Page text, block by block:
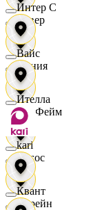
Левер
Линия
ЛисФейм
Логос
Лорейн
Интер С
Вайс
Ителла
kari
Квант